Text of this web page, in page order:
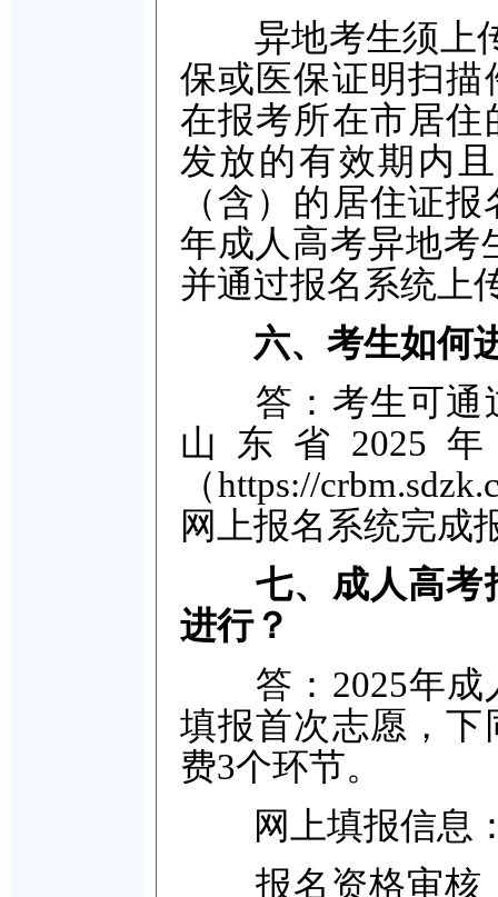
异地考生须上传
保或医保证明扫
在报考所在市居
发放的有效期内
（含）的居住证
年成人高考异地考
并通过报名系统上
六、考生如何
答：考生可通
山东省2025
（https://
网上报名系统完成
七、成人高考
进行？
答：2025年成
填报首次志愿，
费3个环节。
网上填报信息
报名资格审核